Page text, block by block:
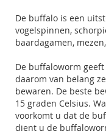
De buffalo is een
vogelspinnen,
baardagamen,
De buffaloworm
daarom van belang
bewaren. De beste
15 graden Celsius.
voorkomt u dat de
dient u de